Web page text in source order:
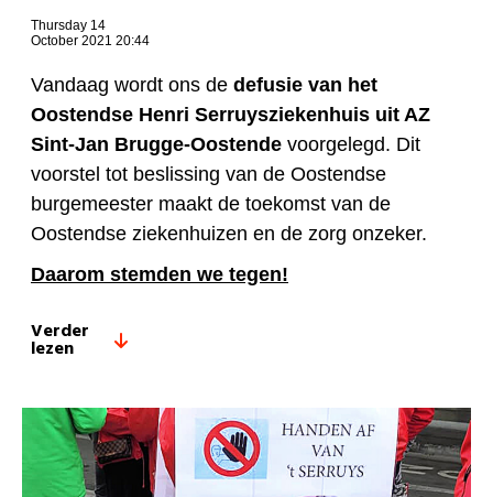
Thursday 14
October 2021 20:44
Vandaag wordt ons de defusie van het
Oostendse Henri Serruysziekenhuis uit AZ
Sint-Jan Brugge-Oostende voorgelegd. Dit
voorstel tot beslissing van de Oostendse
burgemeester maakt de toekomst van de
Oostendse ziekenhuizen en de zorg onzeker.
Daarom stemden we tegen!
Verder
lezen